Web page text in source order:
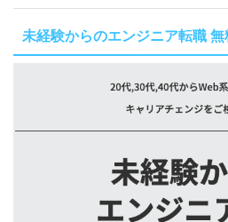
未経験からのエンジニア転職